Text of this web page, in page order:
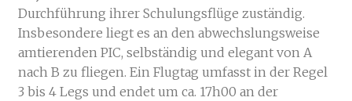
Durchführung ihrer Schulungsflüge zuständig.
Insbesondere liegt es an den abwechslungsweise
amtierenden PIC, selbständig und elegant von A
nach B zu fliegen. Ein Flugtag umfasst in der Regel
3 bis 4 Legs und endet um ca. 17h00 an der